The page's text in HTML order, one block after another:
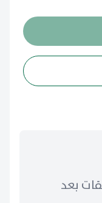
بعد